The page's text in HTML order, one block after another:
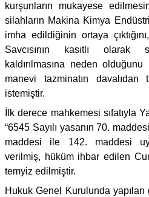
kurşunların mukayese
silahların Makina Kimya
imha edildiğinin ortaya
Savcısının kasıtlı
kaldırılmasına neden
manevi tazminatın
istemiştir.
İlk derece mahkemesi sıfatıyla
“6545 Sayılı yasanın 70.
maddesi ile 142. maddesi
verilmiş, hüküm ihbar edilen
temyiz edilmiştir.
Hukuk Genel Kurulunda yapılan